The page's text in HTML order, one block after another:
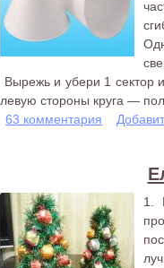
Вырежь и убери 1 сектор
левую стороны круга —
63 комментария
1.